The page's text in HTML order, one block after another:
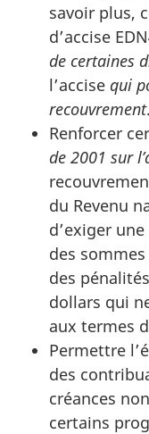
savoir plus,
d’accise
de certaines
l’accise qui
recouvrement.
Renforcer
de 2001 sur
du Revenu
d’exiger
des
des
dollars qui
aux termes
Permettre
des
créances
certains